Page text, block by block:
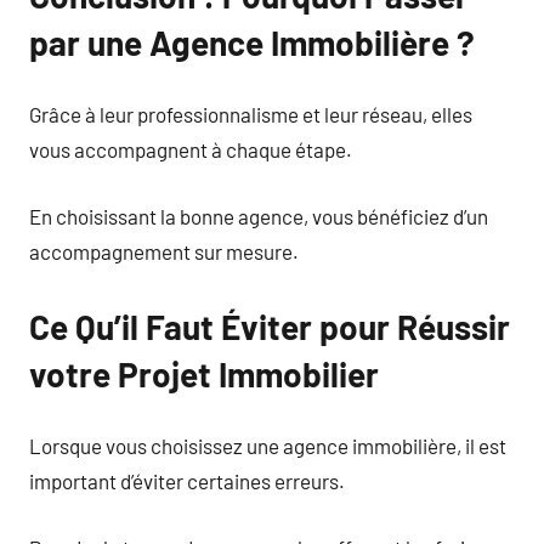
par une Agence Immobilière ?
Grâce à leur professionnalisme et leur réseau, elles
vous accompagnent à chaque étape.
En choisissant la bonne agence, vous bénéficiez d’un
accompagnement sur mesure.
Ce Qu’il Faut Éviter pour Réussir
votre Projet Immobilier
Lorsque vous choisissez une agence immobilière, il est
important d’éviter certaines erreurs.